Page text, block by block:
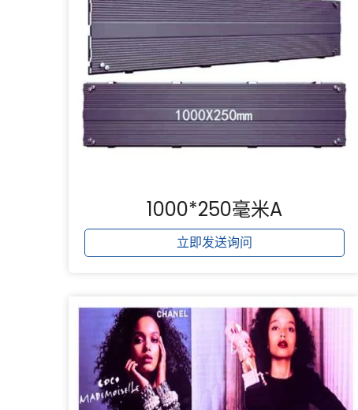
1000*250毫米A
立即发送询问